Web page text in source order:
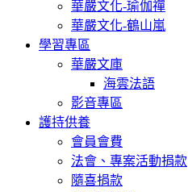
華嚴文化-瑜伽禪
華嚴文化-鶴山嵐
學習專區
華嚴文庫
海雲法語
影音專區
護持供養
會員會費
法會、專案活動捐款
隨喜捐款